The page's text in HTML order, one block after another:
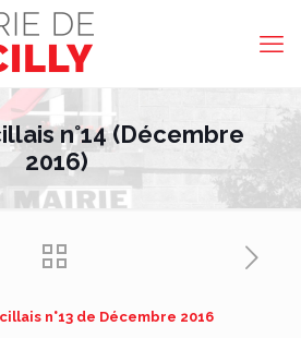
n°14 (Décembre
2016)
n°13 de Décembre 2016